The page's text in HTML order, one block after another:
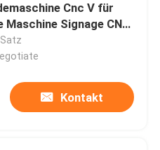
Cnc V für
Maschine Signage CNC
Kontakt